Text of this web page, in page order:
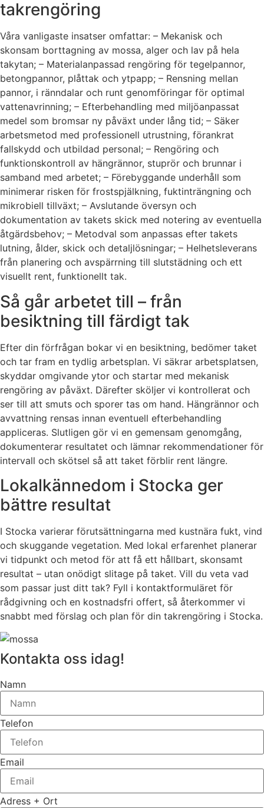
takrengöring
Våra vanligaste insatser omfattar: – Mekanisk och
skonsam borttagning av mossa, alger och lav på hela
takytan; – Materialanpassad rengöring för tegelpannor,
betongpannor, plåttak och ytpapp; – Rensning mellan
pannor, i ränndalar och runt genomföringar för optimal
vattenavrinning; – Efterbehandling med miljöanpassat
medel som bromsar ny påväxt under lång tid; – Säker
arbetsmetod med professionell utrustning, förankrat
fallskydd och utbildad personal; – Rengöring och
funktionskontroll av hängrännor, stuprör och brunnar i
samband med arbetet; – Förebyggande underhåll som
minimerar risken för frostspjälkning, fuktinträngning och
mikrobiell tillväxt; – Avslutande översyn och
dokumentation av takets skick med notering av eventuella
åtgärdsbehov; – Metodval som anpassas efter takets
lutning, ålder, skick och detaljlösningar; – Helhetsleverans
från planering och avspärrning till slutstädning och ett
visuellt rent, funktionellt tak.
Så går arbetet till – från
besiktning till färdigt tak
Efter din förfrågan bokar vi en besiktning, bedömer taket
och tar fram en tydlig arbetsplan. Vi säkrar arbetsplatsen,
skyddar omgivande ytor och startar med mekanisk
rengöring av påväxt. Därefter sköljer vi kontrollerat och
ser till att smuts och sporer tas om hand. Hängrännor och
avvattning rensas innan eventuell efterbehandling
appliceras. Slutligen gör vi en gemensam genomgång,
dokumenterar resultatet och lämnar rekommendationer för
intervall och skötsel så att taket förblir rent längre.
Lokalkännedom i Stocka ger
bättre resultat
I Stocka varierar förutsättningarna med kustnära fukt, vind
och skuggande vegetation. Med lokal erfarenhet planerar
vi tidpunkt och metod för att få ett hållbart, skonsamt
resultat – utan onödigt slitage på taket. Vill du veta vad
som passar just ditt tak? Fyll i kontaktformuläret för
rådgivning och en kostnadsfri offert, så återkommer vi
snabbt med förslag och plan för din takrengöring i Stocka.
Kontakta oss idag!
Namn
Telefon
Email
Adress + Ort